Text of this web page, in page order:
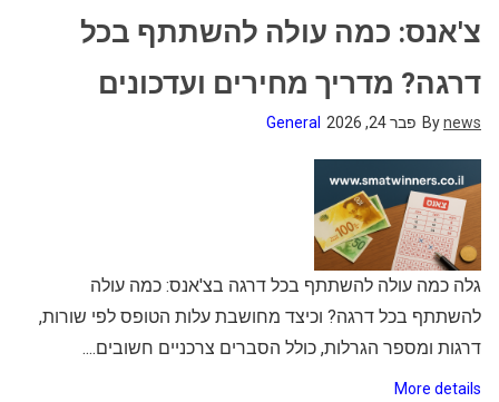
צ'אנס: כמה עולה להשתתף בכל
דרגה? מדריך מחירים ועדכונים
Bynews פבר 24, 2026 General
גלה כמה עולה להשתתף בכל דרגה בצ'אנס: כמה עולה
להשתתף בכל דרגה? וכיצד מחושבת עלות הטופס לפי שורות,
דרגות ומספר הגרלות, כולל הסברים צרכניים חשובים....
More details